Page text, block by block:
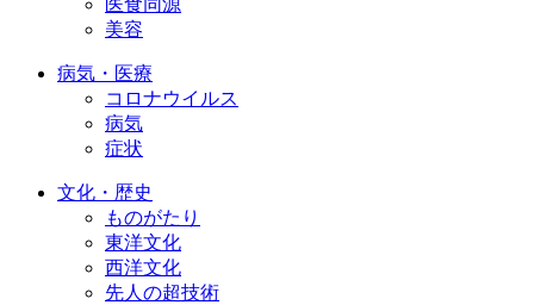
医食同源
美容
病気・医療
コロナウイルス
病気
症状
文化・歴史
ものがたり
東洋文化
西洋文化
先人の超技術